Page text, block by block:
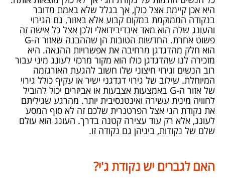
היא אכן קיימת אצל כולן, אך בגלל שלא באמת מדובר
בנקודה הממוקמת במקום קבוע אלא באזור, גם הגירוי
והעונג שלה הוא מאד אינדיבידואלי ולכן אצל כל אישה זה
פשוט אחרת. החדשות הטובות הן שההבנה שאזור ה-G
הוא חלק מהדגדגן מרחיבה את אפשרויות ההנאה. היא
מזכירה לנו שהדגדגן כולו הוא מקור מרכזי לעונג מיני עבור
רוב הנשים וגירוי חיצוני שלו חשוב להגעת האורגזמה
המיוחלת. שילוב של גירוי דגדגני ישיר או עקיף כולל גירוי
של אזור ה-G באמצעות אצבעות או אביזרים יכול להוביל
לחוויה מינית עשירה ואינטנסיבית יותר. מהרגע שגיליתם
את נקודת הגי אצל הפרטנרית שלכם זה לא סוף המסע
לעונג, אלא רק עוד עצירה קטנה בדרך. העונג הוא עולם
שלם של נקודות, ביניהן גם נקודה זו.
האם לגברים יש נקודת ג'י?